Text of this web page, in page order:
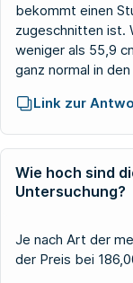
bekommt einen
zugeschnitten ist.
weniger als 55,9
ganz normal in
Link zur
Wie hoch sind
Untersuchung?
Je nach Art der
der Preis bei